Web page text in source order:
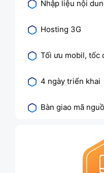
Nhập liệu nội
Hosting 3G
Tối ưu mobil, tốc
4 ngày triển khai
Bàn giao mã